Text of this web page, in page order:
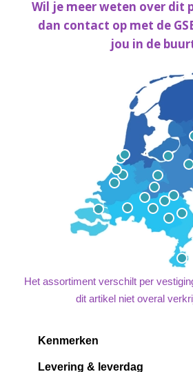
Wil je meer weten over dit
dan contact op met de
jou in de
Het assortiment verschilt per
dit artikel niet overal
Kenmerken
Levering & leverdag